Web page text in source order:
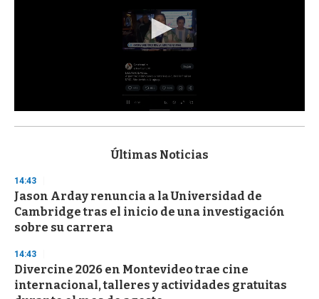
s
d
s
o
f
3
s
e
c
o
Últimas Noticias
14:43
Jason Arday renuncia a la Universidad de
Cambridge tras el inicio de una investigación
sobre su carrera
14:43
Divercine 2026 en Montevideo trae cine
internacional, talleres y actividades gratuitas